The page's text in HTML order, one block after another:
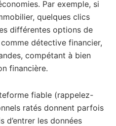
Par exemple, si
quelques clics
différentes options de
détective financier,
compétant à bien
financière.
fiable (rappelez-
ratés donnent parfois
d’entrer les données